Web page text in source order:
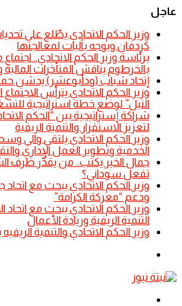
عاجل
​وزير الحكم الاتحادي يطّلع على
كردفان ويوجه بآليات لمعالجتها
​برئاسة وزير الحكم الاتحادي..
بالخرطوم يناقش المتأخرات
إتحاد شباب (ودأبوعشر) يدشن
وزير الحكم الاتحادي يترأس
النيل” لوضع خطة استراتيجية
شراكة إستراتيجية بين “الحكم
لتعزيز الاستقرار والتنمية الريفية
​وزير الحكم الاتحادي يلتقي والي
الخدمية وتطوير العمل الإداري
جمال الخير يكتب.. من يقدِّر ظرف
تفعل سوداني؟
​وزير الحكم الاتحادي يبحث مع اتحاد
ودعم “معركة الكرامة”
​وزير الحكم الاتحادي يبحث مع
التنمية الريفية وريادة الأعمال
​وزير الحكم الاتحادي والتنمية